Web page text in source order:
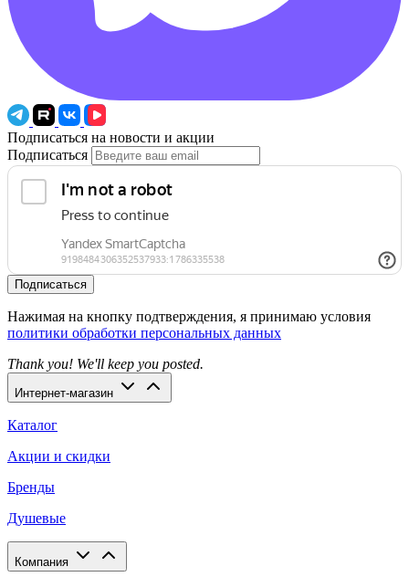
Подписаться на новости и акции
Подписаться
Подписаться
Нажимая на кнопку подтверждения, я принимаю условия
политики обработки персональных данных
Thank you! We'll keep you posted.
Интернет-магазин
Каталог
Акции и скидки
Бренды
Душевые
Компания